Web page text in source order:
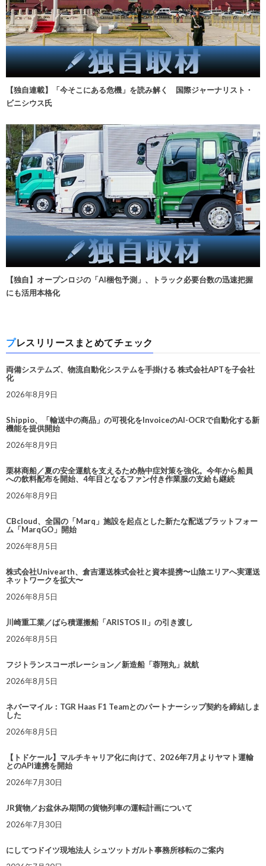
【独自連載】「今そこにある危機」を読み解く 国際ジャーナリスト・
ビニシウス氏
【独自】オープンロジの「AI梱包予測」、トラック必要台数の迅速把握
にも活用本格化
プレスリリースまとめてチェック
両備システムズ、物流自動化システムを手掛ける 株式会社APTを子会社
化
2026年8月9日
Shippio、「輸送中の商品」の可視化をInvoiceのAI-OCRで自動化する新
機能を提供開始
2026年8月9日
栗林商船／夏の安全運航を支えるため熱中症対策を強化。今年から船員
への飲料配布を開始、4年目となるファン付き作業服の支給も継続
2026年8月9日
CBcloud、全国の「Marq」施設を起点とした新たな配送プラットフォー
ム「MarqGO」開始
2026年8月5日
株式会社Univearth、倉吉運送株式会社と資本提携〜山陰エリアへ実運送
ネットワークを拡大〜
2026年8月5日
川崎重工業／ばら積運搬船「ARISTOS II」の引き渡し
2026年8月5日
フジトランスコーポレーション／新造船「蓉翔丸」就航
2026年8月5日
ネバーマイル：TGR Haas F1 Teamとのパートナーシップ契約を締結しま
した
2026年8月5日
【トドケール】マルチキャリア化に向けて、2026年7月よりヤマト運輸
とのAPI連携を開始
2026年7月30日
JR貨物／お盆休み期間の貨物列車の運転計画について
2026年7月30日
にしてつドイツ現地法人 シュツットガルト事務所移転のご案内